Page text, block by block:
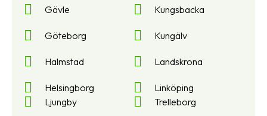
Gävle
Göteborg
Halmstad
Helsingborg
Kungsbacka
Kungälv
Landskrona
Linköping
Ljungby
Trelleborg